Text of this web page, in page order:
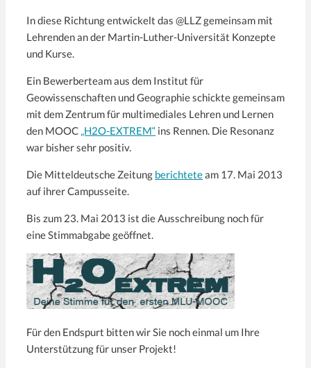
In diese Richtung entwickelt das @LLZ gemeinsam mit
Lehrenden an der Martin-Luther-Universität Konzepte
und Kurse.
Ein Bewerberteam aus dem Institut für
Geowissenschaften und Geographie schickte gemeinsam
mit dem Zentrum für multimediales Lehren und Lernen
den MOOC „H2O-EXTREM“ ins Rennen. Die Resonanz
war bisher sehr positiv.
Die Mitteldeutsche Zeitung berichteteam 17. Mai 2013
auf ihrer Campusseite.
Bis zum 23. Mai 2013 ist die Ausschreibung noch für
eine Stimmabgabe geöffnet.
Für den Endspurt bitten wir Sie noch einmal um Ihre
Unterstützung für unser Projekt!